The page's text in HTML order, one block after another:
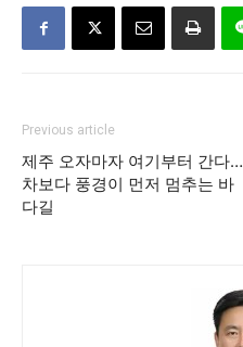
Previous article
제주 오자마자 여기부터 간다…
차보다 풍경이 먼저 멈추는 바
다길